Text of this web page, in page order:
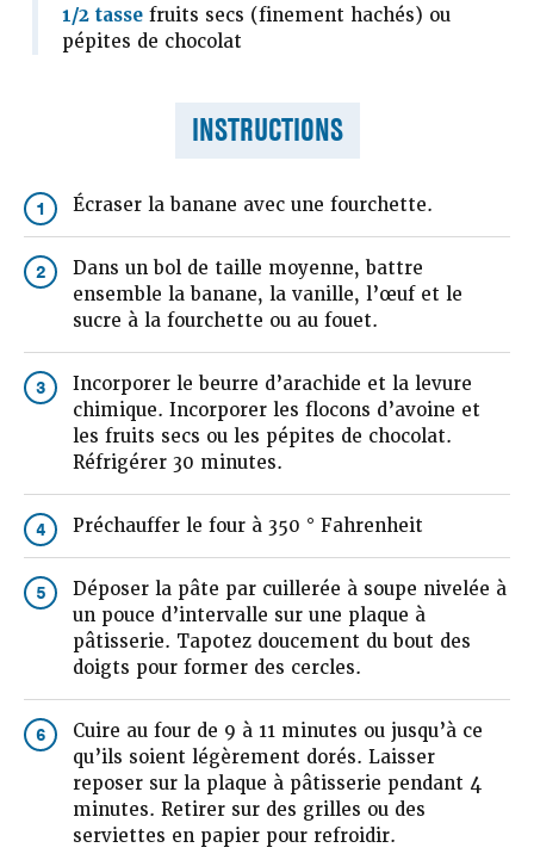
1/2 tasse fruits secs (finement hachés) ou
pépites de chocolat
INSTRUCTIONS
1 Écraser la banane avec une fourchette.
2
Dans un bol de taille moyenne, battre
ensemble la banane, la vanille, l’œuf et le
sucre à la fourchette ou au fouet.
3
Incorporer le beurre d’arachide et la levure
chimique. Incorporer les flocons d’avoine et
les fruits secs ou les pépites de chocolat.
Réfrigérer 30 minutes.
4 Préchauffer le four à 350 ° Fahrenheit
5
Déposer la pâte par cuillerée à soupe nivelée à
un pouce d’intervalle sur une plaque à
pâtisserie. Tapotez doucement du bout des
doigts pour former des cercles.
6
Cuire au four de 9 à 11 minutes ou jusqu’à ce
qu’ils soient légèrement dorés. Laisser
reposer sur la plaque à pâtisserie pendant 4
minutes. Retirer sur des grilles ou des
serviettes en papier pour refroidir.